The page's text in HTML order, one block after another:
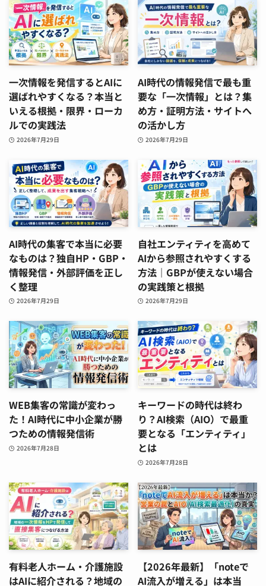
一次情報を発信するとAIに
選ばれやすくなる？本当と
いえる根拠・限界・ローカ
ルでの実践法
2026年7月29日
AI時代の情報発信で最も重
要な「一次情報」とは？集
め方・証明方法・サイトへ
の活かし方
2026年7月29日
AI時代の集客で本当に必要
なものは？独自HP・GBP・
情報発信・外部評価を正し
く整理
2026年7月29日
自社エンティティを高めて
AIから参照されやすくする
方法｜GBPが使えない場合
の実践策と根拠
2026年7月29日
WEB集客の常識が変わっ
た！AI時代に中小企業が勝
つための情報発信術
2026年7月28日
キーワードの時代は終わ
り？AI検索（AIO）で最重
要となる「エンティティ」
とは
2026年7月28日
有料老人ホーム・介護施設
はAIに紹介される？地域の
【2026年最新】「noteで
AI流入が増える」は本当